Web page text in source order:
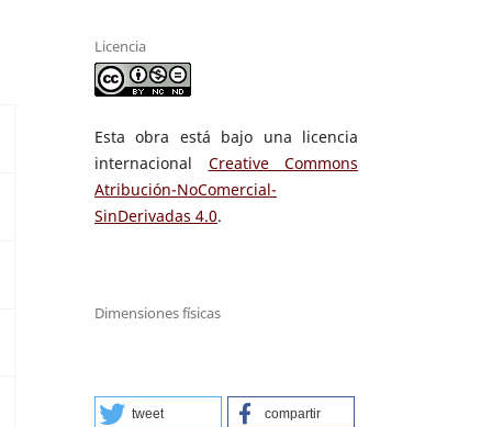
Licencia
Esta obra está bajo una licencia
internacional Creative Commons
Atribución-NoComercial-
SinDerivadas 4.0.
Dimensiones físicas
tweet compartir